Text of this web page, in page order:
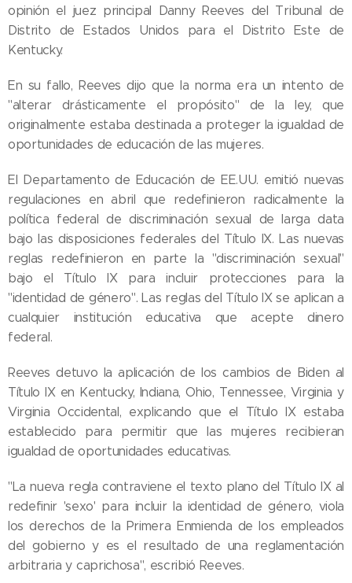
opinión el juez principal Danny Reeves del Tribunal de
Distrito de Estados Unidos para el Distrito Este de
Kentucky.
En su fallo, Reeves dijo que la norma era un intento de
"alterar drásticamente el propósito" de la ley, que
originalmente estaba destinada a proteger la igualdad de
oportunidades de educación de las mujeres.
El Departamento de Educación de EE.UU. emitió nuevas
regulaciones en abril que redefinieron radicalmente la
política federal de discriminación sexual de larga data
bajo las disposiciones federales del Título IX. Las nuevas
reglas redefinieron en parte la "discriminación sexual"
bajo el Título IX para incluir protecciones para la
"identidad de género". Las reglas del Título IX se aplican a
cualquier institución educativa que acepte dinero
federal.
Reeves detuvo la aplicación de los cambios de Biden al
Título IX en Kentucky, Indiana, Ohio, Tennessee, Virginia y
Virginia Occidental, explicando que el Título IX estaba
establecido para permitir que las mujeres recibieran
igualdad de oportunidades educativas.
"La nueva regla contraviene el texto plano del Título IX al
redefinir 'sexo' para incluir la identidad de género, viola
los derechos de la Primera Enmienda de los empleados
del gobierno y es el resultado de una reglamentación
arbitraria y caprichosa", escribió Reeves.